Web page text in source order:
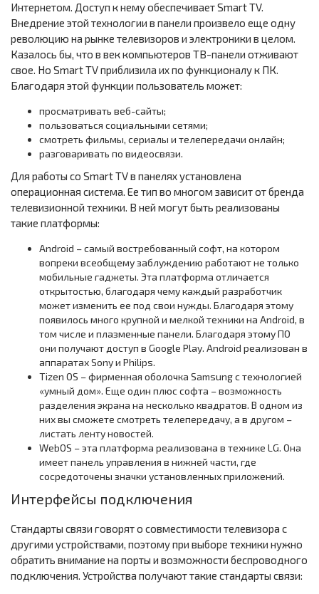
Интернетом. Доступ к нему обеспечивает Smart TV.
Внедрение этой технологии в панели произвело еще одну
революцию на рынке телевизоров и электроники в целом.
Казалось бы, что в век компьютеров ТВ-панели отживают
свое. Но Smart TV приблизила их по функционалу к ПК.
Благодаря этой функции пользователь может:
просматривать веб-сайты;
пользоваться социальными сетями;
смотреть фильмы, сериалы и телепередачи онлайн;
разговаривать по видеосвязи.
Для работы со Smart TV в панелях установлена
операционная система. Ее тип во многом зависит от бренда
телевизионной техники. В ней могут быть реализованы
такие платформы:
Android – самый востребованный софт, на котором
вопреки всеобщему заблуждению работают не только
мобильные гаджеты. Эта платформа отличается
открытостью, благодаря чему каждый разработчик
может изменить ее под свои нужды. Благодаря этому
появилось много крупной и мелкой техники на Android, в
том числе и плазменные панели. Благодаря этому ПО
они получают доступ в Google Play. Android реализован в
аппаратах Sony и Philips.
Tizen OS – фирменная оболочка Samsung с технологией
«умный дом». Еще один плюс софта – возможность
разделения экрана на несколько квадратов. В одном из
них вы сможете смотреть телепередачу, а в другом –
листать ленту новостей.
WebOS – эта платформа реализована в технике LG. Она
имеет панель управления в нижней части, где
сосредоточены значки установленных приложений.
Интерфейсы подключения
Стандарты связи говорят о совместимости телевизора с
другими устройствами, поэтому при выборе техники нужно
обратить внимание на порты и возможности беспроводного
подключения. Устройства получают такие стандарты связи: